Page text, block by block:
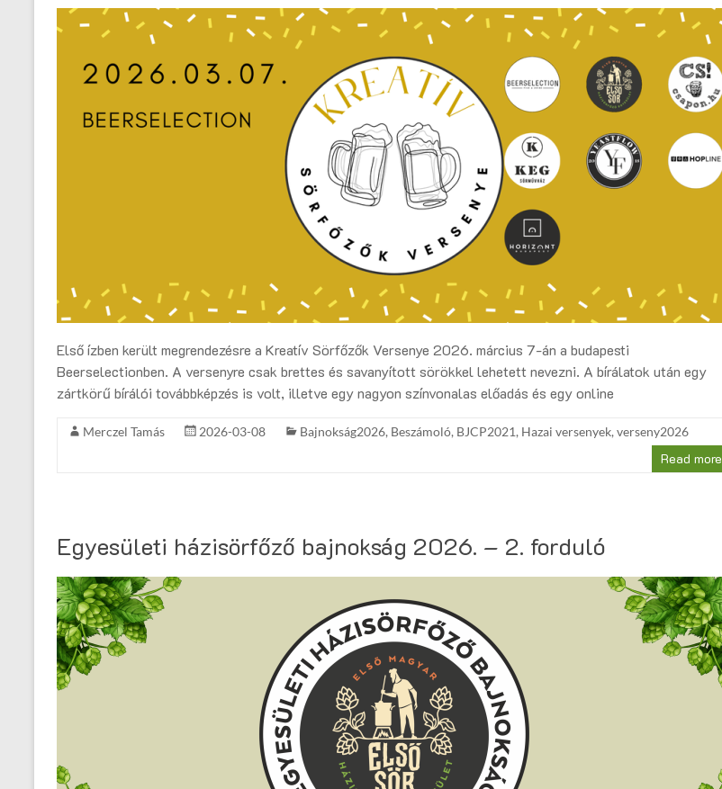
Első ízben került megrendezésre a Kreatív Sörfőzők Versenye 2026. március 7-án a budapesti
Beerselectionben. A versenyre csak brettes és savanyított sörökkel lehetett nevezni. A bírálatok után egy
zártkörű bírálói továbbképzés is volt, illetve egy nagyon színvonalas előadás és egy online
Merczel Tamás 2026-03-08 Bajnokság2026, Beszámoló, BJCP2021, Hazai versenyek, verseny2026
Read more
Egyesületi házisörfőző bajnokság 2026. – 2. forduló